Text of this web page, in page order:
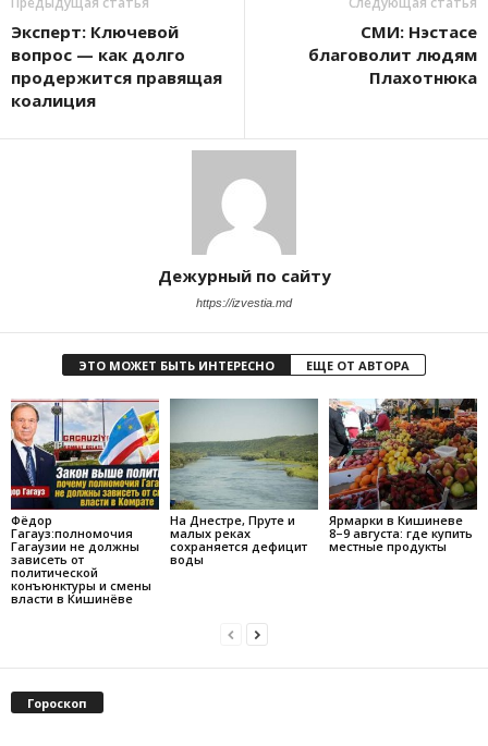
Эксперт: Ключевой
вопрос — как долго
продержится правящая
коалиция
СМИ: Нэстасе
благоволит людям
Плахотнюка
Дежурный по сайту
https://izvestia.md
ЭТО МОЖЕТ БЫТЬ ИНТЕРЕСНО ЕЩЕ ОТ АВТОРА
Фёдор
Гагауз:полномочия
Гагаузии не должны
зависеть от
политической
конъюнктуры и смены
власти в Кишинёве
На Днестре, Пруте и
малых реках
сохраняется дефицит
воды
Ярмарки в Кишиневе
8–9 августа: где купить
местные продукты
Гороскоп